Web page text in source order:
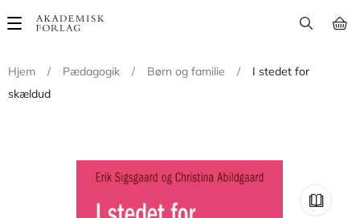
Main
Hjem
/ Pædagogik / Børn og familie /
I stedet for
skældud